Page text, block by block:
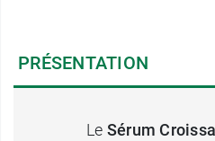
PRÉSENTATION
Le Sérum